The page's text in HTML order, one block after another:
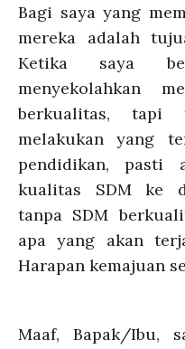
Bagi saya yang
mereka adalah
Ketika saya
menyekolahkan
berkualitas, tapi
melakukan yang
pendidikan, pasti
kualitas SDM ke
tanpa SDM
apa yang akan
Harapan kemajuan
Maaf, Bapak/Ibu,